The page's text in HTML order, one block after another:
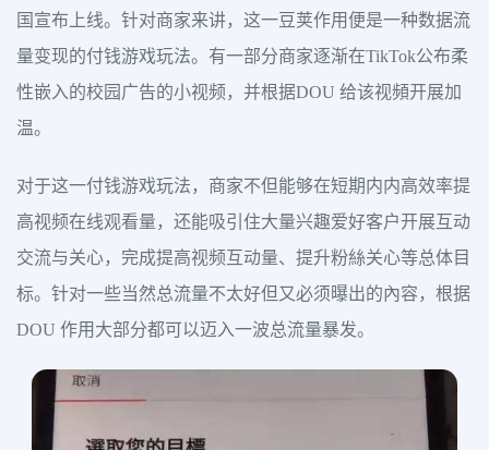
国宣布上线。针对商家来讲，这一豆荚作用便是一种数据流
量变现的付钱游戏玩法。有一部分商家逐渐在TikTok公布柔
性嵌入的校园广告的小视频，并根据DOU 给该视頻开展加
温。
对于这一付钱游戏玩法，商家不但能够在短期内内高效率提
高视频在线观看量，还能吸引住大量兴趣爱好客户开展互动
交流与关心，完成提高视频互动量、提升粉絲关心等总体目
标。针对一些当然总流量不太好但又必须曝出的內容，根据
DOU 作用大部分都可以迈入一波总流量暴发。